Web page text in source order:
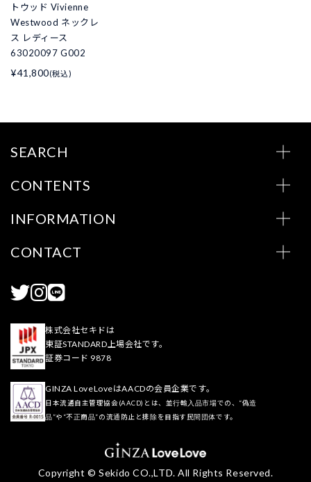
トウッド Vivienne
Westwood ネックレ
ス レディース
63020097 G002
¥41,800(税込)
SEARCH
CONTENTS
INFORMATION
CONTACT
株式会社セキドは
東証STANDARD上場会社です。
証券コード 9878
GINZA LoveLoveはAACDの会員企業です。
日本流通自主管理協会(AACD)とは、並行輸入品市場での、“偽造
品”や“不正商品”の流通防止と排除を目指す民間団体です。
Copyright © Sekido CO.,LTD. All Rights Reserved.